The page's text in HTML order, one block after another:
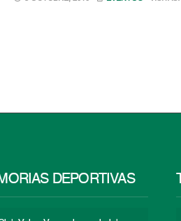
DEPORTIVAS